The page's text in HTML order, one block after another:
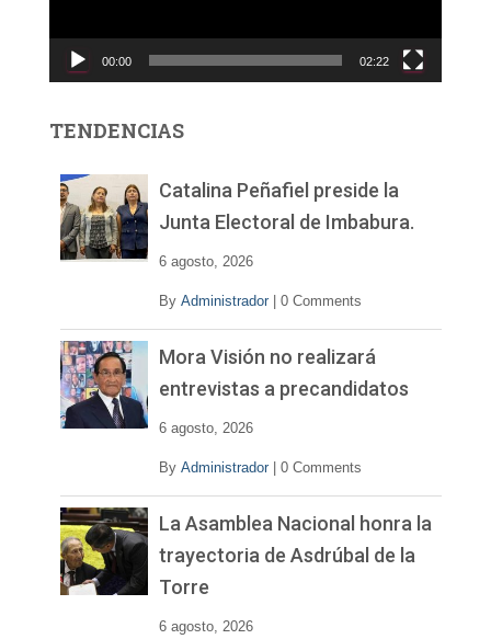
c
d
00:00 02:22
TENDENCIAS
Catalina Peñafiel preside la
Junta Electoral de Imbabura.
6 agosto, 2026
By Administrador 0 Comments
Mora Visión no realizará
entrevistas a precandidatos
6 agosto, 2026
By Administrador 0 Comments
La Asamblea Nacional honra la
trayectoria de Asdrúbal de la
Torre
6 agosto, 2026